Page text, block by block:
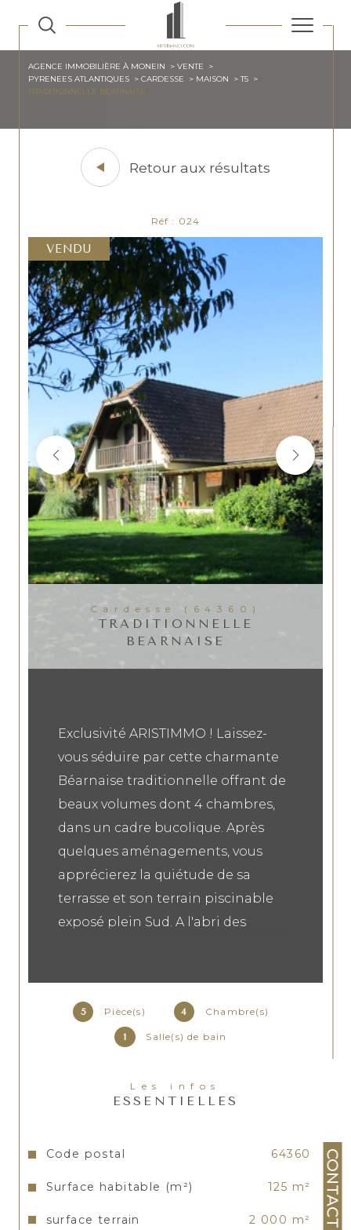
CONTACT
AGENCE IMMOBILIÈRE À MONEIN
VENTE
PYRENEES ATLANTIQUES
CARDESSE MAISON
T5
TRADITIONNELLE BEARNAISE
Retour aux résultats
Réf : 024
VENDU
Cardesse (64360)
TRADITIONNELLE
BEARNAISE
5 Pièce(s) 4 Chambre(s)
1 Salle(s) de bain
Les infos
ESSENTIELLES
Caractéristiques Valeurs
Code postal 64360
Surface habitable (m²) 125 m²
surface terrain 2 000 m²
Exclusivité ARISTIMMO ! Laissez-
vous séduire par cette charmante
Béarnaise traditionnelle offrant de
beaux volumes dont 4 chambres,
dans un cadre bucolique. Après
quelques aménagements, vous
apprécierez la quiétude de sa
terrasse et son terrain piscinable
exposé plein Sud. A l'abri des
Double vitrage, ses volumes, sans
vis-à-vis, son prix !
exposé sont disponibles sur le site Géorisques